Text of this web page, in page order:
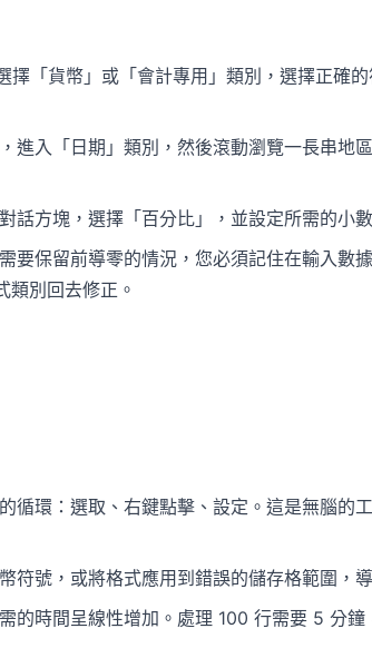
擇「貨幣」或「會計專用」類別，選擇正確
進入「日期」類別，然後滾動瀏覽一長串地
話方塊，選擇「百分比」，並設定所需的小
要保留前導零的情況，您必須記住在輸入數據
類別回去修正。
循環：選取、右鍵點擊、設定。這是無腦的
符號，或將格式應用到錯誤的儲存格範圍，
的時間呈線性增加。處理 100 行需要 5 分